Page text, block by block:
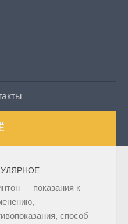
— показания к
способ